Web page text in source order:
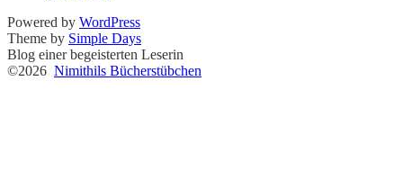
Powered by WordPress
Theme by Simple Days
Blog einer begeisterten Leserin
©2026 Nimithils Bücherstübchen